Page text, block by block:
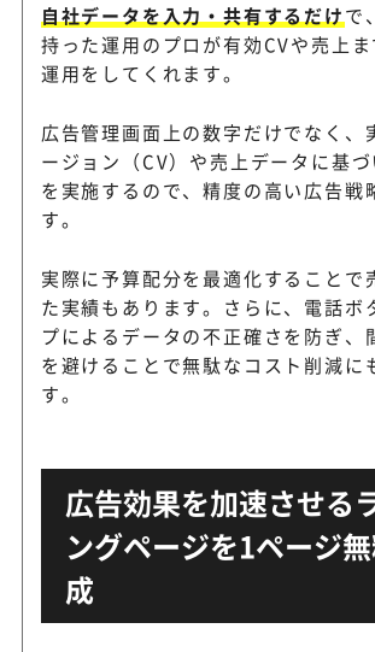
自社データを入力・共有するだけで
持った運用のプロが有効CVや売上
運用をしてくれます。
広告管理画面上の数字だけでなく、
ージョン（CV）や売上データに基
を実施するので、精度の高い広告戦
す。
実際に予算配分を最適化することで
た実績もあります。さらに、電話ボ
プによるデータの不正確さを防ぎ、
を避けることで無駄なコスト削減に
す。
広告効果を加速させる
ングページを1ページ
成